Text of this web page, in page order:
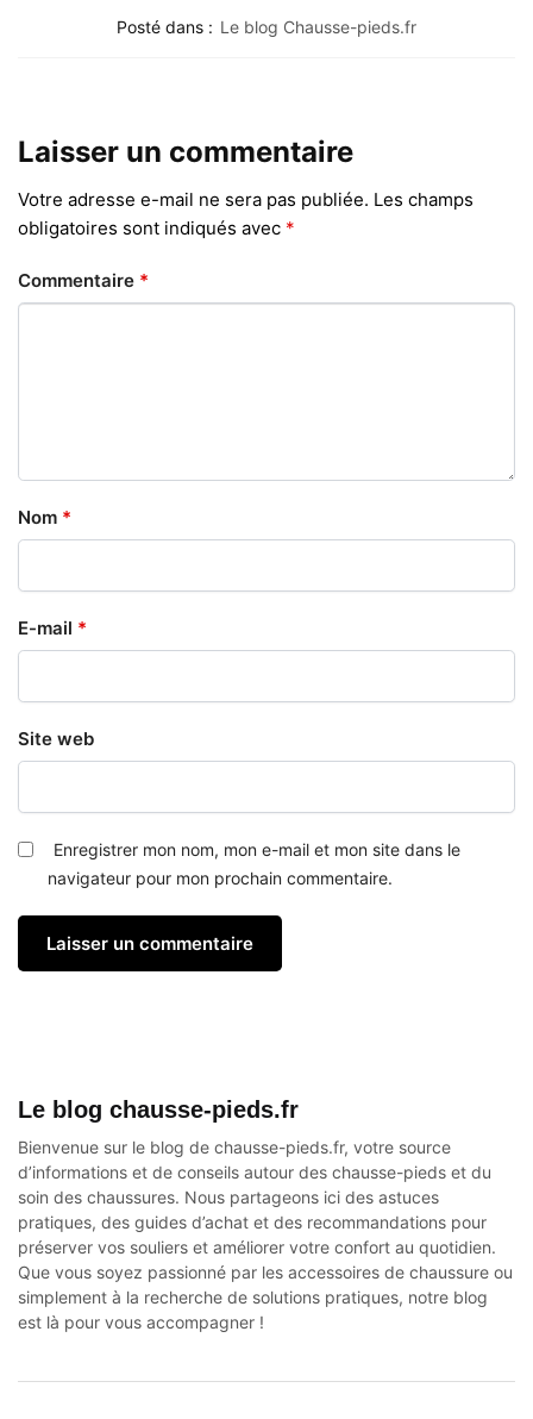
Posté dans : Le blog Chausse-pieds.fr
Laisser un commentaire
Votre adresse e-mail ne sera pas publiée. Les champs
obligatoires sont indiqués avec *
Commentaire *
Nom *
E-mail *
Site web
Enregistrer mon nom, mon e-mail et mon site dans le
navigateur pour mon prochain commentaire.
Le blog chausse-pieds.fr
Bienvenue sur le blog de chausse-pieds.fr, votre source
d’informations et de conseils autour des chausse-pieds et du
soin des chaussures. Nous partageons ici des astuces
pratiques, des guides d’achat et des recommandations pour
préserver vos souliers et améliorer votre confort au quotidien.
Que vous soyez passionné par les accessoires de chaussure ou
simplement à la recherche de solutions pratiques, notre blog
est là pour vous accompagner !